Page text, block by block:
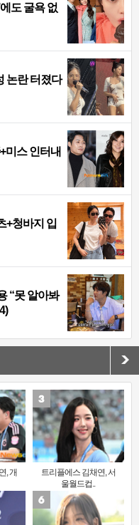
도 굴욕 없
논란 터졌다
미스 인터내
+청바지 입
“못 알아봐
, 개
트리플에스 김채연, 서
울월드컵..